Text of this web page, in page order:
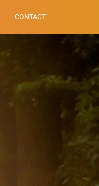
CONTACT